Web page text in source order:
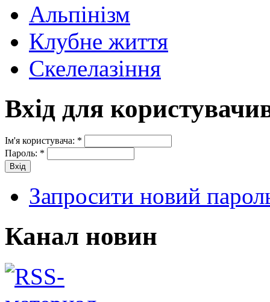
Альпінізм
Клубне життя
Скелелазіння
Вхід для
Ім'я користувача: *
Пароль: *
Запросити новий
Канал новин